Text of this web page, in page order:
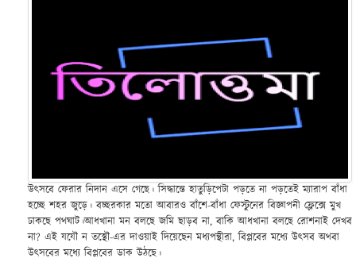
উৎসবে ফেরার নিদান এসে গেছে। সিদ্ধান্তে হাতুড়িপেটা পড়তে না পড়তেই ম্যারাপ বাঁধা
হচ্ছে শহর জুড়ে। বচ্ছরকার মতো আবারও বাঁশে-বাঁধা ফেস্টুনের বিজ্ঞাপনী ফ্লেক্সে মুখ
ঢাকছে পথঘাট।আধখানা মন বলছে জমি ছাড়ব না, বাকি আধখানা বলছে রোশনাই দেখব
না? এই যযৌ ন তস্থৌ-এর দাওয়াই দিয়েছেন মধ্যপন্থীরা, বিপ্লবের মধ্যে উৎসব অথবা
উৎসবের মধ্যে বিপ্লবের ডাক উঠছে।